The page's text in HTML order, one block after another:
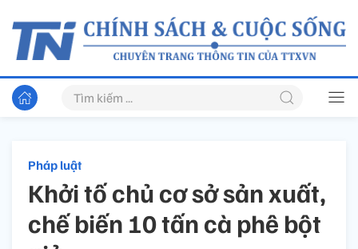
Pháp luật
Khởi tố chủ cơ sở sản xuất,
chế biến 10 tấn cà phê bột